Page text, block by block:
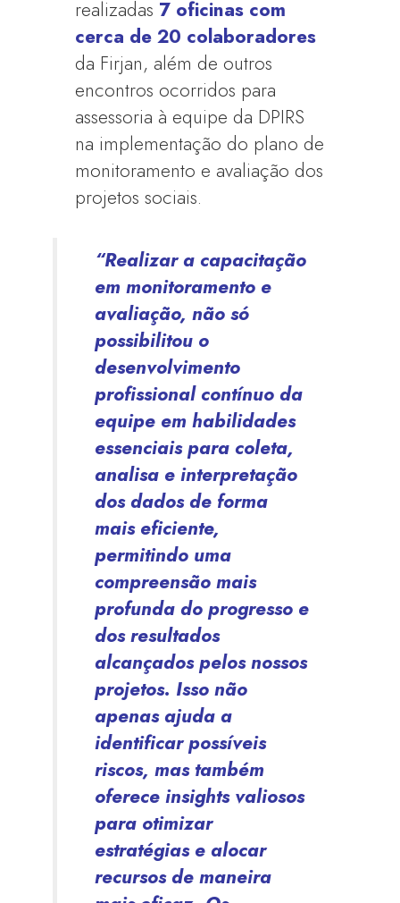
realizadas 7 oficinas com
cerca de 20 colaboradores
da Firjan, além de outros
encontros ocorridos para
assessoria à equipe da DPIRS
na implementação do plano de
monitoramento e avaliação dos
projetos sociais.
“Realizar a capacitação
em monitoramento e
avaliação, não só
possibilitou o
desenvolvimento
profissional contínuo da
equipe em habilidades
essenciais para coleta,
analisa e interpretação
dos dados de forma
mais eficiente,
permitindo uma
compreensão mais
profunda do progresso e
dos resultados
alcançados pelos nossos
projetos. Isso não
apenas ajuda a
identificar possíveis
riscos, mas também
oferece insights valiosos
para otimizar
estratégias e alocar
recursos de maneira